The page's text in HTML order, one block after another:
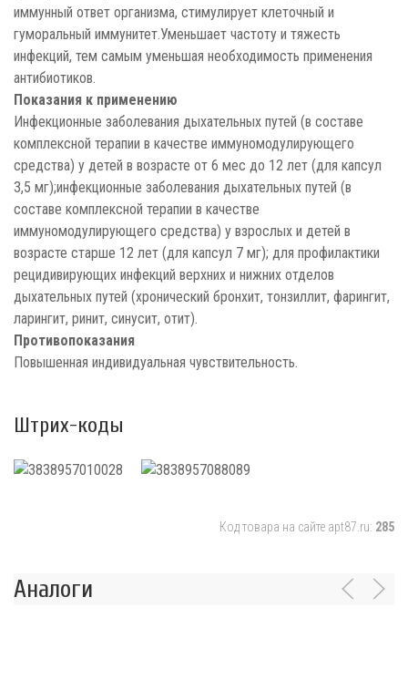
иммунный ответ организма, стимулирует клеточный и
гуморальный иммунитет.Уменьшает частоту и тяжесть
инфекций, тем самым уменьшая необходимость применения
антибиотиков.
Показания к применению
Инфекционные заболевания дыхательных путей (в составе
комплексной терапии в качестве иммуномодулирующего
средства) у детей в возрасте от 6 мес до 12 лет (для капсул
3,5 мг);инфекционные заболевания дыхательных путей (в
составе комплексной терапии в качестве
иммуномодулирующего средства) у взрослых и детей в
возрасте старше 12 лет (для капсул 7 мг); для профилактики
рецидивирующих инфекций верхних и нижних отделов
дыхательных путей (хронический бронхит, тонзиллит, фарингит,
ларингит, ринит, синусит, отит).
Противопоказания
Повышенная индивидуальная чувствительность.
Штрих-коды
Код товара на сайте apt87.ru: 285
Аналоги